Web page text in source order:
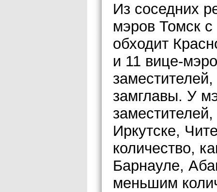
Из соседних
мэров Томск
обходит
и 11 вице-
замглавы. У
Иркутске,
количество,
Барнауле,
меньшим